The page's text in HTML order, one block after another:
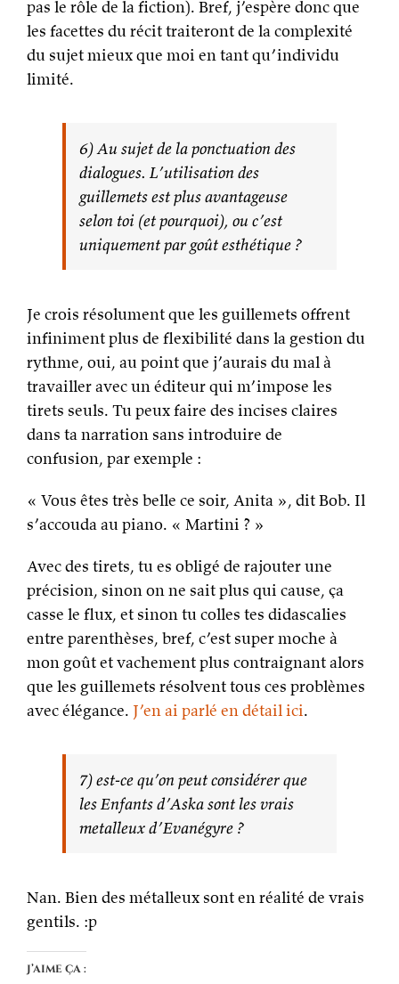
pas le rôle de la fiction). Bref, j’espère donc que
les facettes du récit traiteront de la complexité
du sujet mieux que moi en tant qu’individu
limité.
6) Au sujet de la ponctuation des
dialogues. L’utilisation des
guillemets est plus avantageuse
selon toi (et pourquoi), ou c’est
uniquement par goût esthétique ?
Je crois résolument que les guillemets offrent
infiniment plus de flexibilité dans la gestion du
rythme, oui, au point que j’aurais du mal à
travailler avec un éditeur qui m’impose les
tirets seuls. Tu peux faire des incises claires
dans ta narration sans introduire de
confusion, par exemple :
« Vous êtes très belle ce soir, Anita », dit Bob. Il
s’accouda au piano. « Martini ? »
Avec des tirets, tu es obligé de rajouter une
précision, sinon on ne sait plus qui cause, ça
casse le flux, et sinon tu colles tes didascalies
entre parenthèses, bref, c’est super moche à
mon goût et vachement plus contraignant alors
que les guillemets résolvent tous ces problèmes
avec élégance. J’en ai parlé en détail ici.
7) est-ce qu’on peut considérer que
les Enfants d’Aska sont les vrais
metalleux d’Evanégyre ?
Nan. Bien des métalleux sont en réalité de vrais
gentils. :p
J’aime ça :